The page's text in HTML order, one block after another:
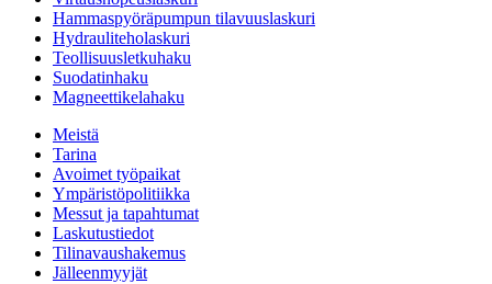
Hammaspyöräpumpun tilavuuslaskuri
Hydrauliteholaskuri
Teollisuusletkuhaku
Suodatinhaku
Magneettikelahaku
Meistä
Tarina
Avoimet työpaikat
Ympäristöpolitiikka
Messut ja tapahtumat
Laskutustiedot
Tilinavaushakemus
Jälleenmyyjät